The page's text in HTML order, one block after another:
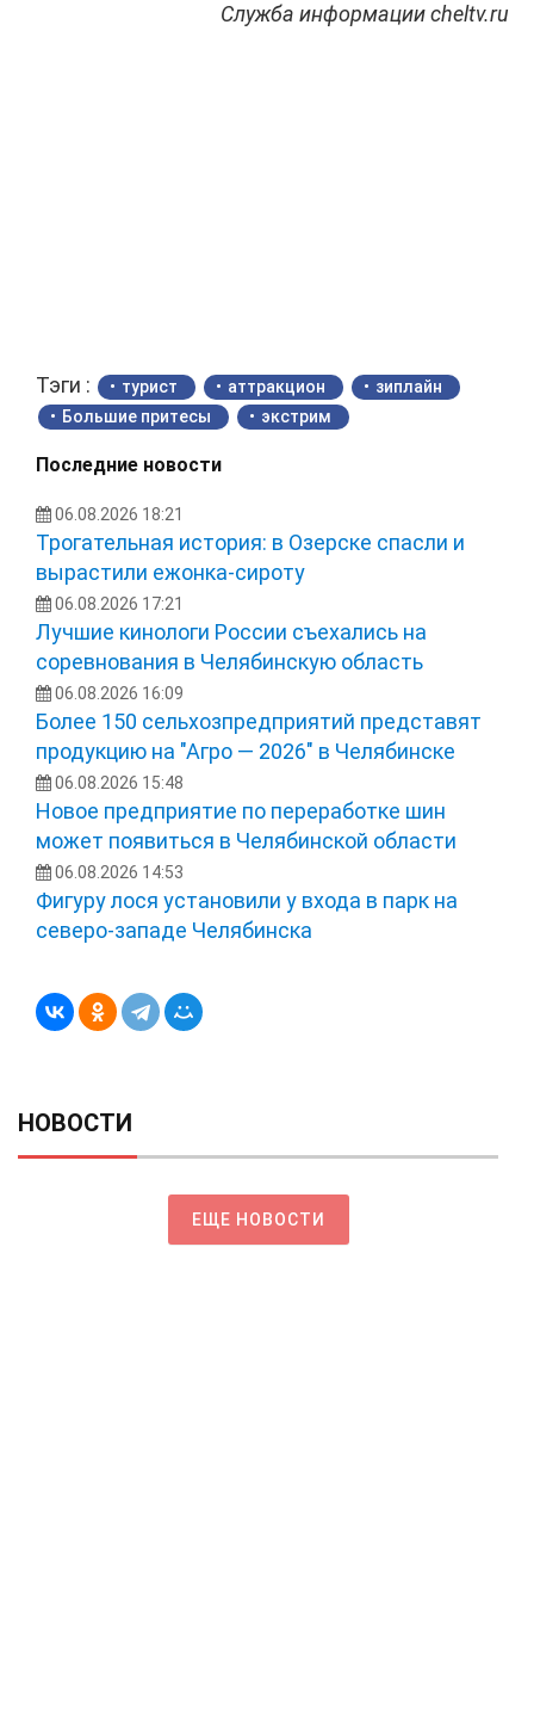
Служба информации cheltv.ru
Тэги : турист аттракцион
зиплайн
Большие притесы
экстрим
Последние новости
06.08.2026 18:21
Трогательная история: в Озерске спасли и
вырастили ежонка‑сироту
06.08.2026 17:21
Лучшие кинологи России съехались на
соревнования в Челябинскую область
06.08.2026 16:09
Более 150 сельхозпредприятий представят
продукцию на "Агро — 2026" в Челябинске
06.08.2026 15:48
Новое предприятие по переработке шин
может появиться в Челябинской области
06.08.2026 14:53
Фигуру лося установили у входа в парк на
северо-западе Челябинска
НОВОСТИ
ЕЩЕ НОВОСТИ